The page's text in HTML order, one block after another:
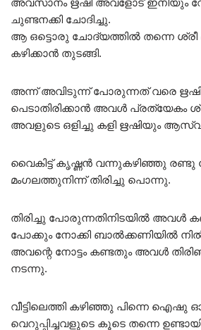
ചുണ്ടനക്കി ചോദിച്ചു.
ആ ഒട്ടൊരു ചോദ്യത്തിൽ തന്നെ ശ്രീ
കഴിക്കാൻ തുടങ്ങി.
അന്ന് അവിടുന്ന് പോരുന്നത് വരെ
പെടാതിരിക്കാൻ അവൾ പ്രത്യേകം
അവളുടെ ഒളിച്ചു കളി ഋഷിയും
വൈകിട്ട് കൃഷ്ണൻ വന്നുകഴിഞ്ഞു രണ്ടു
മംഗലത്തുനിന്ന് തിരിച്ചു പൊന്നു.
തിരിച്ചു പോരുന്നതിനിടയിൽ അവൾ
പോക്കും നോക്കി ബാൽക്കണിയിൽ
അവന്റെ നോട്ടം കണ്ടതും അവൾ
നടന്നു.
വീട്ടിലെത്തി കഴിഞ്ഞു പിന്നെ
വെറുപ്പിച്ചവളുടെ കൂടെ തന്നെ